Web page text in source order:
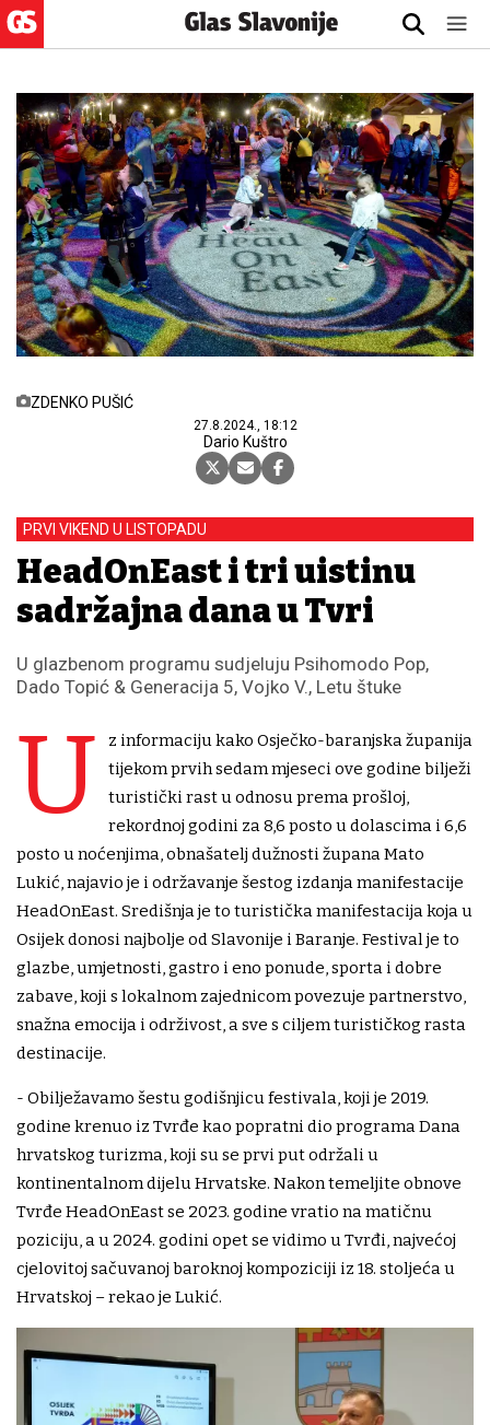
ZDENKO PUŠIĆ
27.8.2024., 18:12
Dario Kuštro
PRVI VIKEND U LISTOPADU
HeadOnEast i tri uistinu
sadržajna dana u Tvrđi
U glazbenom programu sudjeluju Psihomodo Pop,
Dado Topić & Generacija 5, Vojko V., Letu štuke
U
z informaciju kako Osječko-baranjska županija
tijekom prvih sedam mjeseci ove godine bilježi
turistički rast u odnosu prema prošloj,
rekordnoj godini za 8,6 posto u dolascima i 6,6
posto u noćenjima, obnašatelj dužnosti župana Mato
Lukić, najavio je i održavanje šestog izdanja manifestacije
HeadOnEast. Središnja je to turistička manifestacija koja u
Osijek donosi najbolje od Slavonije i Baranje. Festival je to
glazbe, umjetnosti, gastro i eno ponude, sporta i dobre
zabave, koji s lokalnom zajednicom povezuje partnerstvo,
snažna emocija i održivost, a sve s ciljem turističkog rasta
destinacije.
- Obilježavamo šestu godišnjicu festivala, koji je 2019.
godine krenuo iz Tvrđe kao popratni dio programa Dana
hrvatskog turizma, koji su se prvi put održali u
kontinentalnom dijelu Hrvatske. Nakon temeljite obnove
Tvrđe HeadOnEast se 2023. godine vratio na matičnu
poziciju, a u 2024. godini opet se vidimo u Tvrđi, najvećoj
cjelovitoj sačuvanoj baroknoj kompoziciji iz 18. stoljeća u
Hrvatskoj – rekao je Lukić.